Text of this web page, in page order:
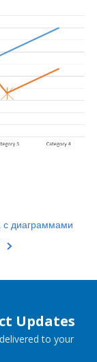
с диаграммами
Updates
to your